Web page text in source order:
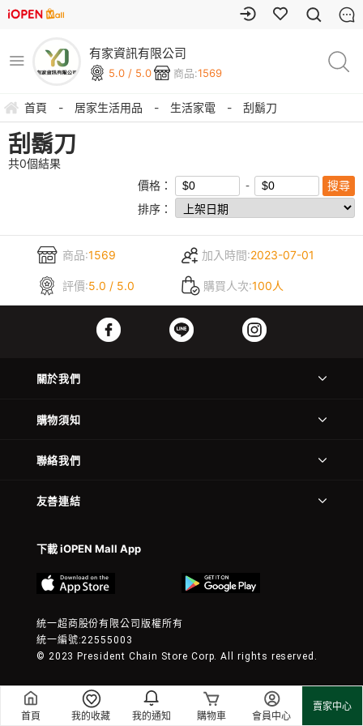
首頁 我的收藏 我的通知 購物車 會員中心
賣家中心
有家資訊有限公司
5.0 / 5.0 商品:1569
首頁 - 居家生活用品 - 生活家電 - 刮鬍刀
刮鬍刀
共0個結果
價格：
排序：
商品:1569 加入時間:2023-07-01
評價:5.0 / 5.0 購買人次:100人
關於我們
購物須知
聯絡我們
友善連結
下載 iOPEN Mall App
統一超商股份有限公司版權所有
統一編號:22555003
© 2023 President Chain Store Corp. All rights reserved.